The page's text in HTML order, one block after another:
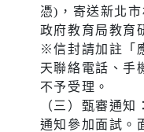
憑)，寄送新北
政府教育局教育
※信封請加註「
天聯絡電話、手
不予受理。
（三）甄審通
通知參加面試。